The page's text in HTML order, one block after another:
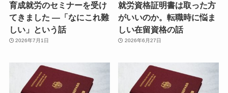
育成就労のセミナーを受け
てきました ―「なにこれ難
しい」という話
2026年7月1日
就労資格証明書は取った方
がいいのか。転職時に悩ま
しい在留資格の話
2026年6月27日